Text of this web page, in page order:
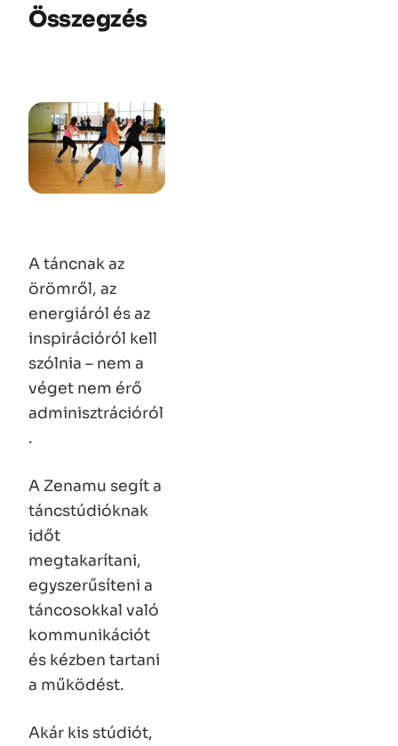
Összegzés
A táncnak az
örömről, az
energiáról és az
inspirációról kell
szólnia – nem a
véget nem érő
adminisztrációról
.
A Zenamu segít a
táncstúdióknak
időt
megtakarítani,
egyszerűsíteni a
táncosokkal való
kommunikációt
és kézben tartani
a működést.
Akár kis stúdiót,